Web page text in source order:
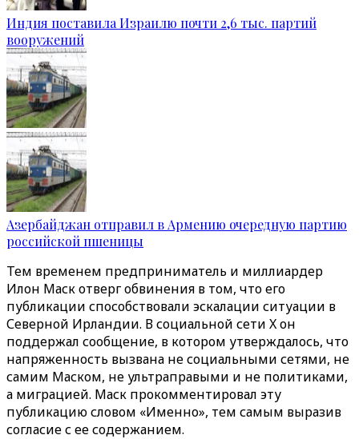
Индия поставила Израилю почти 2,6 тыс. партий
вооружений
Азербайджан отправил в Армению очередную партию
российской пшеницы
Тем временем предприниматель и миллиардер
Илон Маск отверг обвинения в том, что его
публикации способствовали эскалации ситуации в
Северной Ирландии. В социальной сети X он
поддержал сообщение, в котором утверждалось, что
напряженность вызвана не социальными сетями, не
самим Маском, не ультраправыми и не политиками,
а миграцией. Маск прокомментировал эту
публикацию словом «Именно», тем самым выразив
согласие с ее содержанием.